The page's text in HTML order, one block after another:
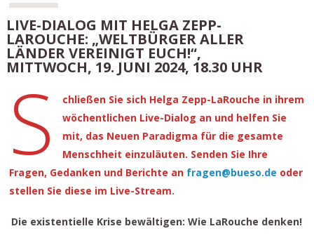
LIVE-DIALOG MIT HELGA ZEPP-
LAROUCHE: „WELTBÜRGER ALLER
LÄNDER VEREINIGT EUCH!“,
MITTWOCH, 19. JUNI 2024, 18.30 UHR
S
chließen Sie sich Helga Zepp-LaRouche in ihrem
wöchentlichen Live-Dialog an und helfen Sie
mit, das Neuen Paradigma für die gesamte
Menschheit einzuläuten. Senden Sie Ihre
Fragen, Gedanken und Berichte an fragen@bueso.de oder
stellen Sie diese im Live-Stream.
Die existentielle Krise bewältigen: Wie LaRouche denken!